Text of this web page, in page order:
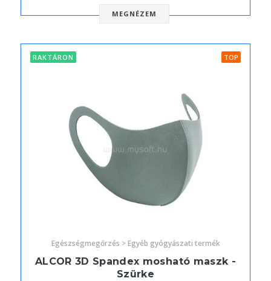
MEGNÉZEM
RAKTÁRON TOP
Egészségmegőrzés > Egyéb gyógyászati termék
ALCOR 3D Spandex mosható maszk -
Szürke